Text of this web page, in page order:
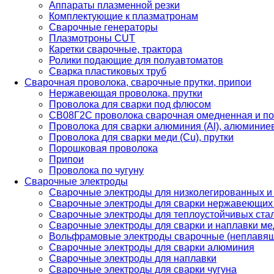
Аппараты плазменной резки
Комплектующие к плазматронам
Сварочные генераторы
Плазмотроны CUT
Каретки сварочные, трактора
Ролики подающие для полуавтоматов
Сварка пластиковых труб
Сварочная проволока, сварочные прутки, припои
Нержавеющая проволока, прутки
Проволока для сварки под флюсом
СВ08Г2С проволока сварочная омедненная и
Проволока для сварки алюминия (Al),
Проволока для сварки меди (Cu), прутки
Порошковая проволока
Припои
Проволока по чугуну
Сварочные электроды
Сварочные электроды для низколегированных и
Сварочные электроды для сварки
Сварочные электроды для теплоустойчивых
Сварочные электроды для сварки и наплавки
Вольфрамовые электроды сварочные
Сварочные электроды для сварки алюминия
Сварочные электроды для наплавки
Сварочные электроды для сварки чугуна